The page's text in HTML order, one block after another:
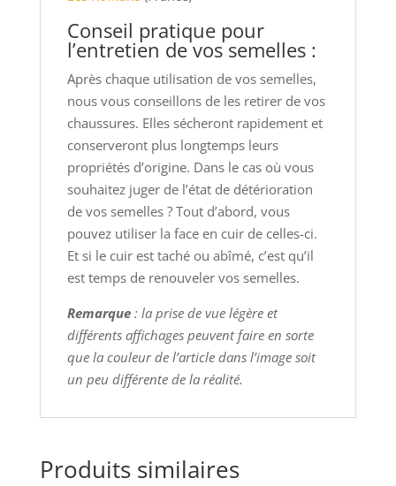
Conseil pratique pour
l’entretien de vos semelles :
Après chaque utilisation de vos semelles,
nous vous conseillons de les retirer de vos
chaussures. Elles sécheront rapidement et
conserveront plus longtemps leurs
propriétés d’origine. Dans le cas où vous
souhaitez juger de l’état de détérioration
de vos semelles ? Tout d’abord, vous
pouvez utiliser la face en cuir de celles-ci.
Et si le cuir est taché ou abîmé, c’est qu’il
est temps de renouveler vos semelles.
Remarque : la prise de vue légère et
différents affichages peuvent faire en sorte
que la couleur de l’article dans l’image soit
un peu différente de la réalité.
Produits similaires